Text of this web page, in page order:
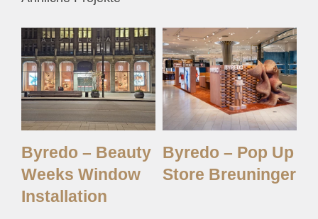
Byredo – Beauty
Weeks Window
Installation
Byredo – Pop Up
Store Breuninger